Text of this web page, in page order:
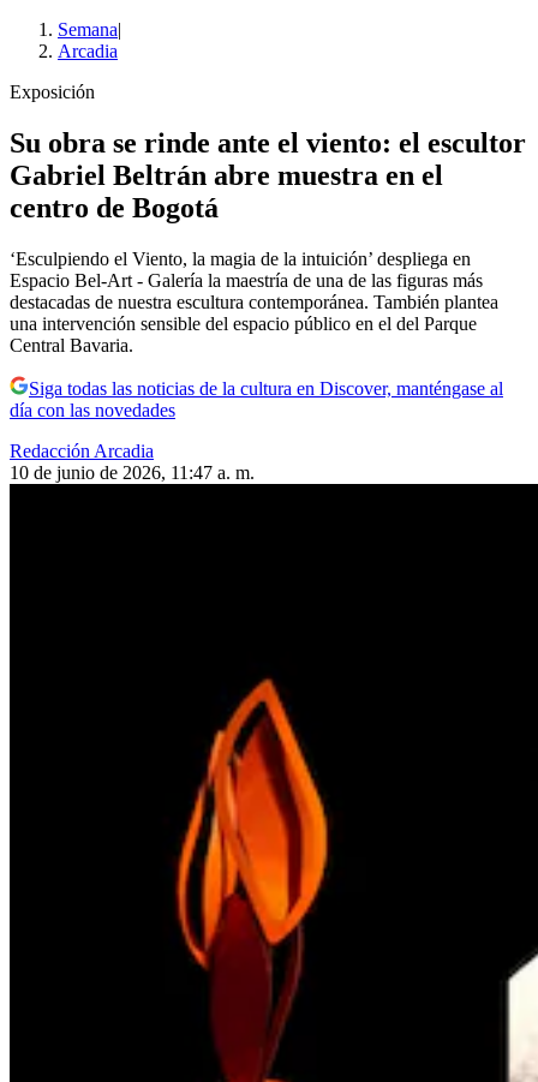
Semana|
Arcadia
Exposición
Su obra se rinde ante el viento: el escultor
Gabriel Beltrán abre muestra en el
centro de Bogotá
‘Esculpiendo el Viento, la magia de la intuición’ despliega en
Espacio Bel-Art - Galería la maestría de una de las figuras más
destacadas de nuestra escultura contemporánea. También plantea
una intervención sensible del espacio público en el del Parque
Central Bavaria.
Siga todas las noticias de la cultura en Discover, manténgase al
día con las novedades
Redacción Arcadia
10 de junio de 2026, 11:47 a. m.